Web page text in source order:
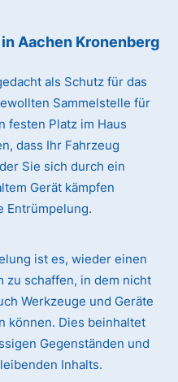
Aachen Kronenberg
als Schutz für das
Sammelstelle für
festen Platz im Haus
dass Ihr Fahrzeug
Sie sich durch ein
Gerät kämpfen
Entrümpelung.
ist es, wieder einen
zu schaffen, in dem nicht
Werkzeuge und Geräte
können. Dies beinhaltet
Gegenständen und
Inhalts.